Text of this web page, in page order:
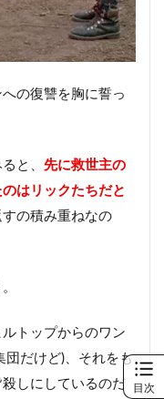
の復讐を胸に誓っ
と、 先に救世主の
はリックたちだと
の積み重ねなの
トップからのワン
団だけど)、それをも
しにしているのだ
目次